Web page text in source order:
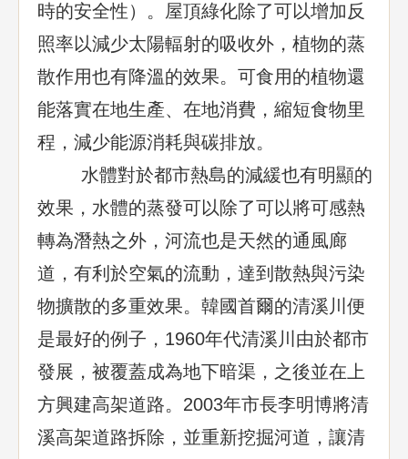
時的安全性）。屋頂綠化除了可以增加反
照率以減少太陽輻射的吸收外，植物的蒸
散作用也有降溫的效果。可食用的植物還
能落實在地生產、在地消費，縮短食物里
程，減少能源消耗與碳排放。
水體對於都市熱島的減緩也有明顯的
效果，水體的蒸發可以除了可以將可感熱
轉為潛熱之外，河流也是天然的通風廊
道，有利於空氣的流動，達到散熱與污染
物擴散的多重效果。韓國首爾的清溪川便
是最好的例子，1960年代清溪川由於都市
發展，被覆蓋成為地下暗渠，之後並在上
方興建高架道路。2003年市長李明博將清
溪高架道路拆除，並重新挖掘河道，讓清